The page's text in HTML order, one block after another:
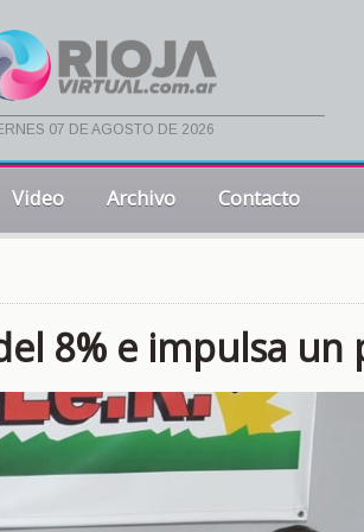
07 de agosto de 2026
Video Archivo Contacto
8% e impulsa un